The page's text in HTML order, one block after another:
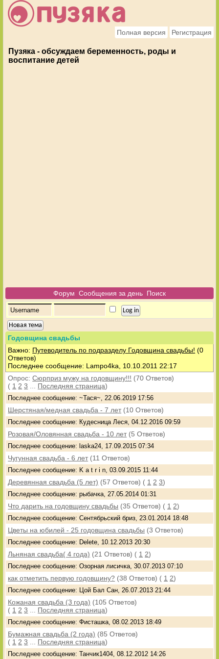
Полная версия Регистрация
Пузяка - обсуждаем беременность, роды и
воспитание детей
Форум Сообщения за день Поиск
Новая тема
Годовщина свадьбы
Важно: Путеводитель по подразделу Годовщина свадьбы! (0
Ответов)
Последнее сообщение: Lampo4ka, 10.10.2011 22:17
Опрос:Сюрприз мужу на годовщину!!! (70 Ответов)
( 1 2 3 Последняя страница)
Последнее сообщение: ~Тася~, 22.06.2019 17:56
Шерстяная/медная свадьба - 7 лет (10 Ответов)
Последнее сообщение: Кудесница Леся, 04.12.2016 09:59
Розовая/Оловянная свадьба - 10 лет (5 Ответов)
Последнее сообщение: laska24, 17.09.2015 07:34
Чугунная свадьба - 6 лет (11 Ответов)
Последнее сообщение: K a t r i n, 03.09.2015 11:44
Деревянная свадьба (5 лет) (57 Ответов) ( 1 2 3)
Последнее сообщение: рыбачка, 27.05.2014 01:31
Что дарить на годовщину свадьбы (35 Ответов) ( 1 2)
Последнее сообщение: Сентябрьский бриз, 23.01.2014 18:48
Цветы на юбилей - 25 годовщина свадьбы (3 Ответов)
Последнее сообщение: Delete, 10.12.2013 20:30
Льняная свадьба( 4 года) (21 Ответов) ( 1 2)
Последнее сообщение: Озорная лисичка, 30.07.2013 07:10
как отметить первую годовщину? (38 Ответов) ( 1 2)
Последнее сообщение: Цой Бал Сан, 26.07.2013 21:44
Кожаная свадьба (З года) (105 Ответов)
( 1 2 3 Последняя страница)
Последнее сообщение: Фисташка, 08.02.2013 18:49
Бумажная свадьба (2 года) (85 Ответов)
( 1 2 3 Последняя страница)
Последнее сообщение: Танчик1404, 08.12.2012 14:26